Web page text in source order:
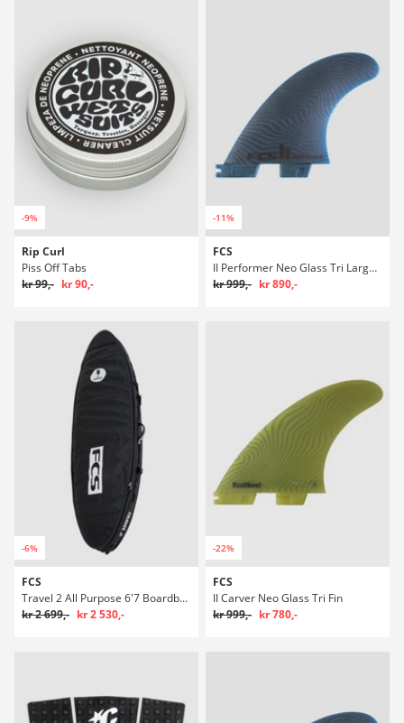
-9%
Rip Curl
Piss Off Tabs
kr 99,- kr 90,-
-11%
FCS
II Performer Neo Glass Tri Large Fin Set
kr 999,- kr 890,-
-6%
FCS
Travel 2 All Purpose 6'7 Boardbag Surf
kr 2 699,- kr 2 530,-
-22%
FCS
II Carver Neo Glass Tri Fin
kr 999,- kr 780,-